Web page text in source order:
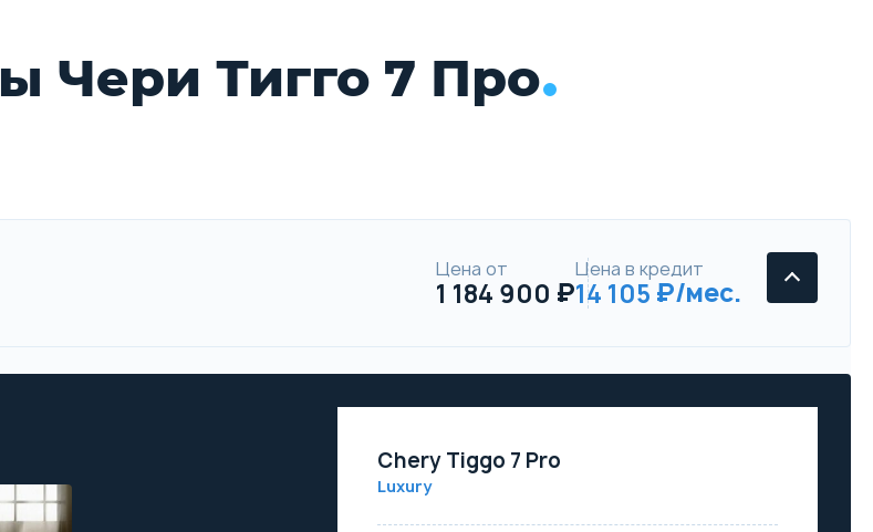
Чери Тигго 7 Про
Цена от
1 184 900
Цена в кредит
14 105
Chery Tiggo 7 Pro
Luxury